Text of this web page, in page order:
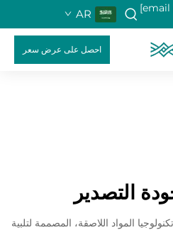
AR
احصل على عرض سعر
التصدير
المواد اللاصقة، المصممة لتلبية